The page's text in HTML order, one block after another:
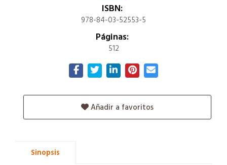
ISBN:
978-84-03-52553-5
Páginas:
512
Añadir a favoritos
Sinopsis